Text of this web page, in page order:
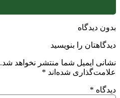
بدون دیدگاه
دیدگاهتان را بنویسید
نشانی ایمیل شما منتشر نخواهد شد.
علامت‌گذاری شده‌اند *
دیدگاه *